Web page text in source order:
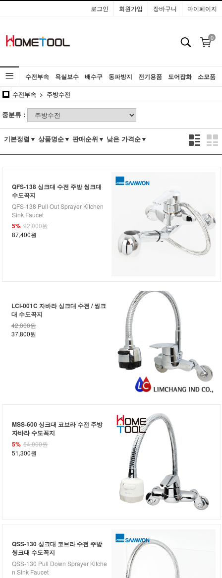
로그인 회원가입 장바구니 마이페이지
0
수전부속 욕실보수 배수구 동파방지 전기용품 도어잡화 소모품
공구수전부속 주방수전
중분류 :
기본정렬▼ 상품명순▼ 판매순위▼ 낮은 가격순▼
QFS-138 싱크대 수전 주방 씽크대
수도꼭지
QFS-138 Pull Out Sprayer Kitchen
Sink Faucet
5% 92,000원
87,400원
LCI-001C 자바라 싱크대 수전 / 씽크
대 수도꼭지
42,000원
37,800원
MSS-600 싱크대 코브라 수전 주방
자바라 수도꼭지
5% 54,000원
51,300원
QSS-130 싱크대 코브라 수전 주방
씽크대 수도꼭지
QSS-130 Pull Down Sprayer Kitche
n Sink Faucet